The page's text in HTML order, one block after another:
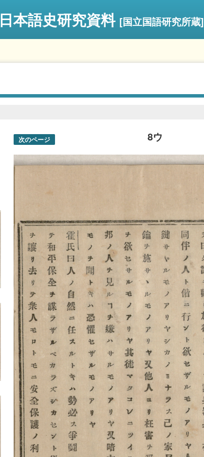
日本語史研究資料 [国立国語研究所蔵]
8ウ
次のページ